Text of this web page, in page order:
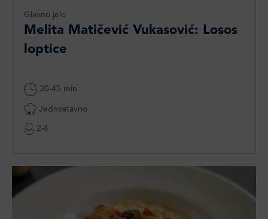
Glavno jelo
Melita Matičević Vukasović: Losos
loptice
30-45 min
Jednostavno
2-4